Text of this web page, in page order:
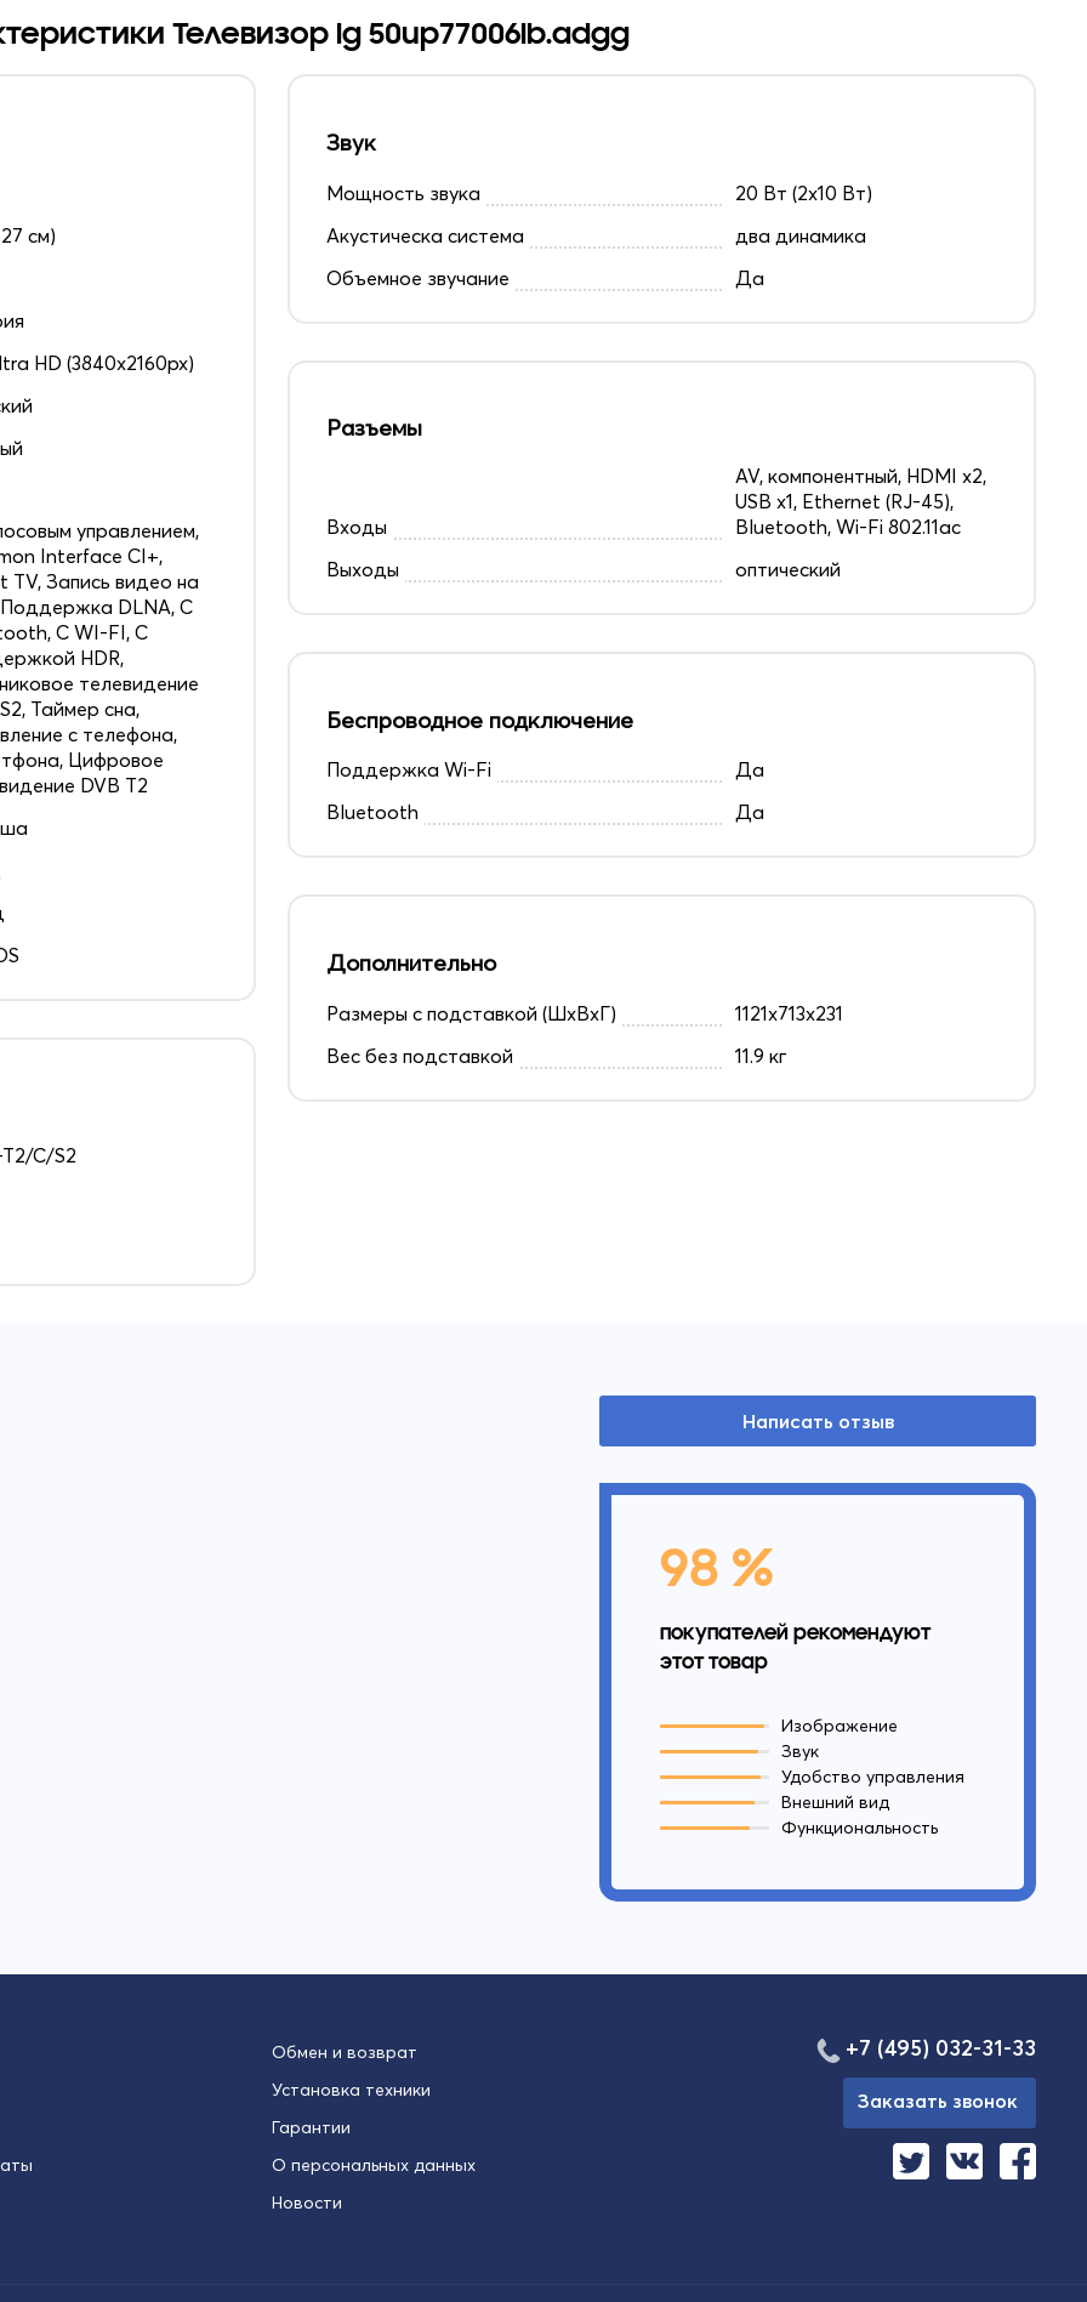
Телевизор lg 50up77006lb.adgg
см)
HD (3840x2160px)
управлением,
Interface CI+,
TV, Запись видео на
Поддержка DLNA, С
С WI-FI, С
HDR,
телевидение
Таймер сна,
с телефона,
Цифровое
DVB T2
C/S2
Звук
Мощность звука
20 Вт (2x10 Вт)
Акустическа система
два динамика
Объемное звучание
Да
Разъемы
Входы
AV, компонентный, HDMI x2,
USB x1, Ethernet (RJ-45),
Bluetooth, Wi-Fi 802.11ac
Выходы
оптический
Беспроводное подключение
Поддержка Wi-Fi
Да
Bluetooth
Да
Дополнительно
Размеры с подставкой (ШxВxГ)
1121x713x231
Вес без подставкой
11.9 кг
Написать отзыв
98 %
покупателей рекомендуют
этот товар
Изображение
Звук
Удобство управления
Внешний вид
Функциональность
Обмен и возврат
Установка техники
Гарантии
О персональных данных
Новости
+7 (495) 032-31-33
Заказать звонок